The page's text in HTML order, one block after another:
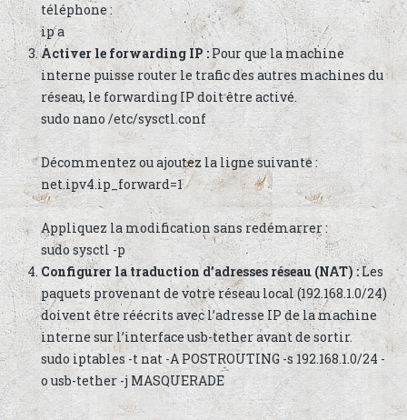
téléphone :
ip a
Activer le forwarding IP : Pour que la machine
interne puisse router le trafic des autres machines du
réseau, le forwarding IP doit être activé.
sudo nano /etc/sysctl.conf
Décommentez ou ajoutez la ligne suivante :
net.ipv4.ip_forward=1
Appliquez la modification sans redémarrer :
sudo sysctl -p
Configurer la traduction d’adresses réseau (NAT) :Les
paquets provenant de votre réseau local (192.168.1.0/24)
doivent être réécrits avec l’adresse IP de la machine
interne sur l’interface usb-tether avant de sortir.
sudo iptables -t nat -A POSTROUTING -s 192.168.1.0/24 -
o usb-tether -j MASQUERADE